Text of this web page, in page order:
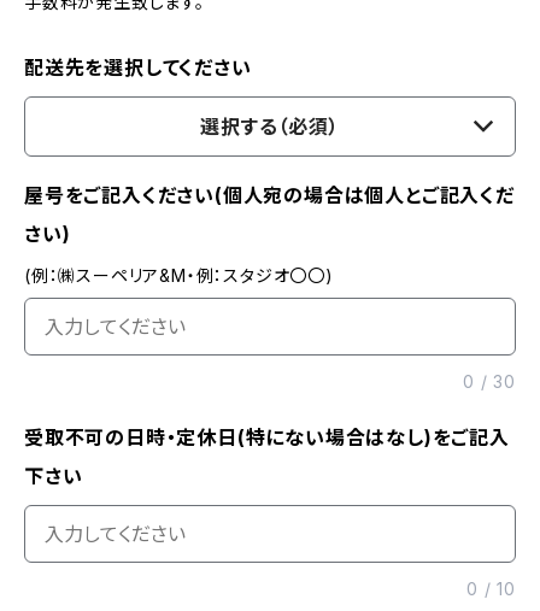
配送先を選択してください
選択する（必須）
屋号をご記入ください(個人宛の場合は個人とご記入くだ
さい)
(例：㈱スーペリア&M・例：スタジオ〇〇)
0 /30
受取不可の日時・定休日(特にない場合はなし)をご記入
下さい
0 /10